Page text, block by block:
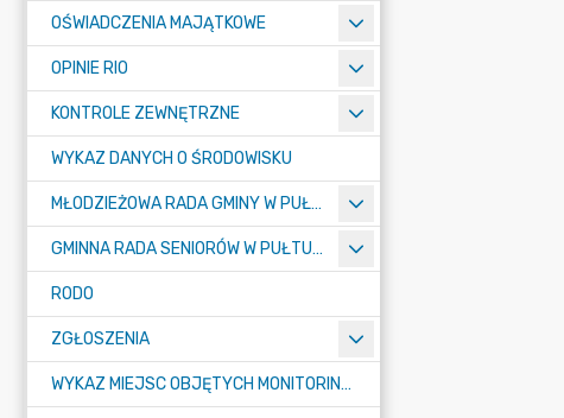
OŚWIADCZENIA MAJĄTKOWE
OPINIE RIO
KONTROLE ZEWNĘTRZNE
WYKAZ DANYCH O ŚRODOWISKU
MŁODZIEŻOWA RADA GMINY W PUŁTUSKU
GMINNA RADA SENIORÓW W PUŁTUSKU
RODO
ZGŁOSZENIA
WYKAZ MIEJSC OBJĘTYCH MONITORINGIEM